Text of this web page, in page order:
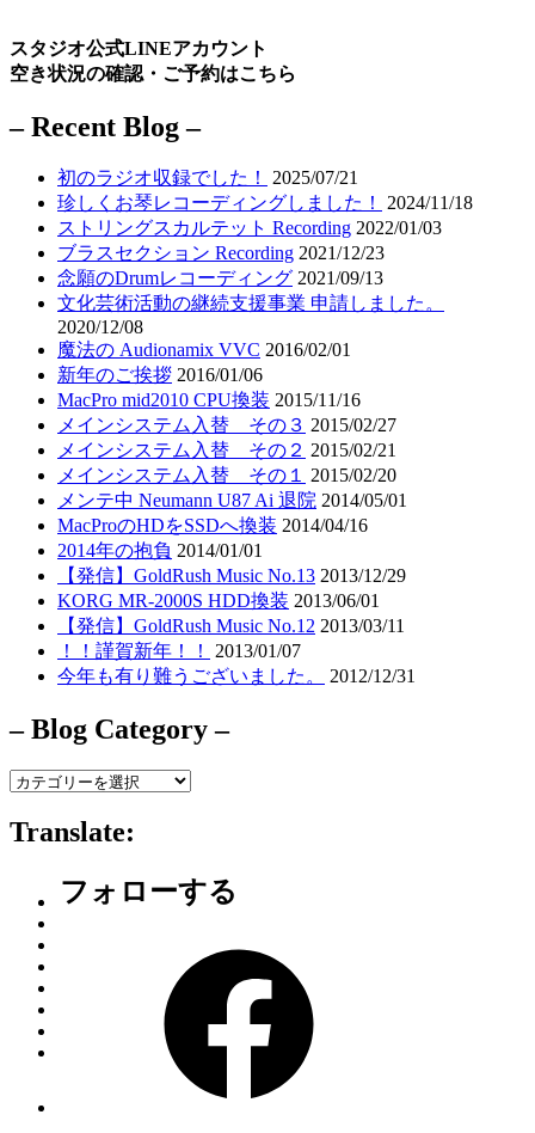
スタジオ公式LINEアカウント
空き状況の確認・ご予約はこちら
– Recent Blog –
初のラジオ収録でした！
2025/07/21
珍しくお琴レコーディングしました！
2024/11/18
ストリングスカルテット Recording 2022/01/03
ブラスセクション Recording 2021/12/23
念願のDrumレコーディング 2021/09/13
文化芸術活動の継続支援事業 申請しました。
2020/12/08
魔法の Audionamix VVC 2016/02/01
新年のご挨拶 2016/01/06
MacPro mid2010 CPU換装 2015/11/16
メインシステム入替 その３ 2015/02/27
メインシステム入替 その２ 2015/02/21
メインシステム入替 その１ 2015/02/20
メンテ中 Neumann U87 Ai 退院 2014/05/01
MacProのHDをSSDへ換装 2014/04/16
2014年の抱負 2014/01/01
【発信】GoldRush Music No.13 2013/12/29
KORG MR-2000S HDD換装 2013/06/01
【発信】GoldRush Music No.12 2013/03/11
！！謹賀新年！！
2013/01/07
今年も有り難うございました。
2012/12/31
– Blog Category –
–
Category
–
Translate:
フォローする